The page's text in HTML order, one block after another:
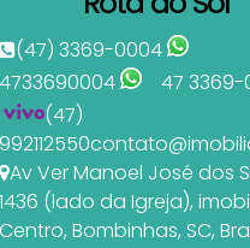
(47) 3369-0004
4733690004
47
(47)
992112550
Av Ver Manoel José dos
1436 (lado da Igreja),
Centro, Bombinhas, SC,